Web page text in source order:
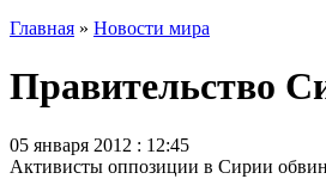
Главная » Новости мира
Правительство
05 января 2012 : 12:45
Активисты оппозиции в Сирии